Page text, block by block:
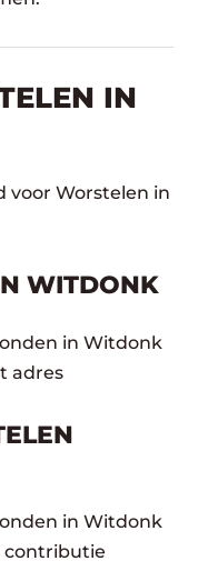
IN
voor Worstelen in
WITDONK
in Witdonk
adres
in Witdonk
contributie